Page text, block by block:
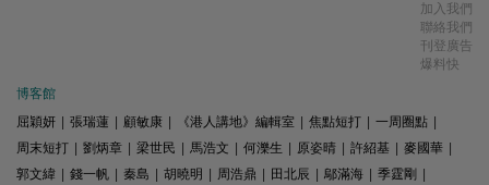
加入我們
聯絡我們
刊登廣告
爆料快
博客館
屈穎妍
張瑞蓮 顧敏康 《港人講地》編輯室 焦點短打 一周圈點
周末短打
劉炳章 梁世民 馬浩文 何濼生 原姿晴 許紹基 麥國華
郭文緯
錢一帆 秦島 胡曉明 周浩鼎 田北辰 鄔滿海 季霆剛